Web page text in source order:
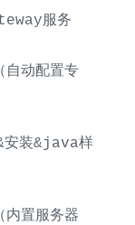
服务
动配置专
安装&java样
置服务器